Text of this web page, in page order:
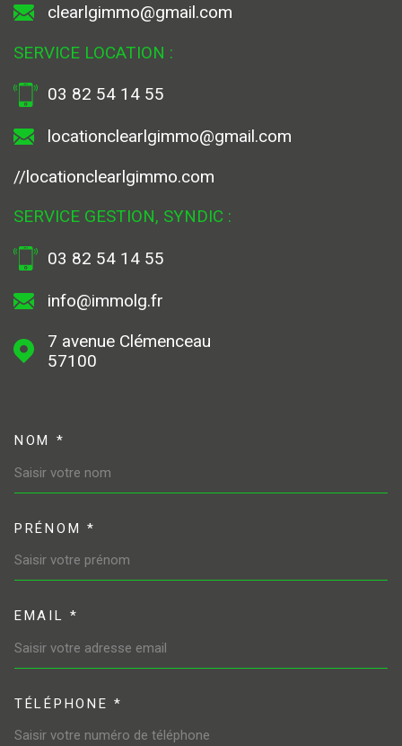
clearlgimmo@gmail.com
SERVICE LOCATION :
03 82 54 14 55
locationclearlgimmo@gmail.com
//locationclearlgimmo.com
SERVICE GESTION, SYNDIC :
03 82 54 14 55
info@immolg.fr
7 avenue Clémenceau
57100
NOM *
PRÉNOM *
EMAIL *
TÉLÉPHONE *